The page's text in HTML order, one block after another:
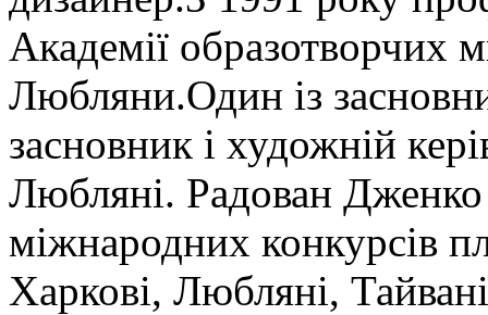
Академії образотворчих
Любляни.Один із
засновник і художній
Любляні. Радован Дженко
міжнародних конкурсів
Харкові, Любляні,